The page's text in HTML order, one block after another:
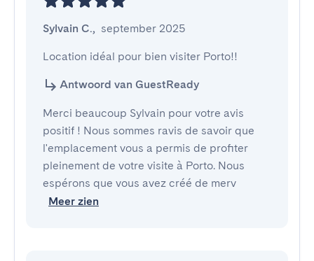
Sylvain C., september 2025
Location idéal pour bien visiter Porto!!
Antwoord van GuestReady
Merci beaucoup Sylvain pour votre avis
positif ! Nous sommes ravis de savoir que
l'emplacement vous a permis de profiter
pleinement de votre visite à Porto. Nous
espérons que vous avez créé de merv
Meer zien